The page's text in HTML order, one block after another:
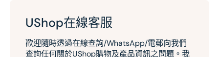
UShop在線客服
歡迎隨時透過在線查詢/WhatsApp/電郵向我們
查詢任何關於UShop購物及產品資訊之問題。我